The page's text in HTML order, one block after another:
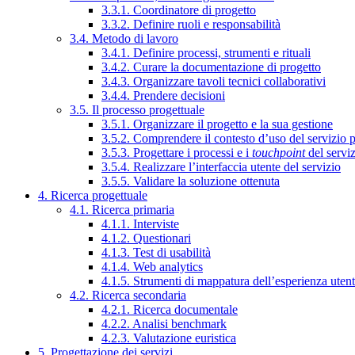
3.3.1. Coordinatore di progetto
3.3.2. Definire ruoli e responsabilità
3.4. Metodo di lavoro
3.4.1. Definire processi, strumenti e rituali
3.4.2. Curare la documentazione di progetto
3.4.3. Organizzare tavoli tecnici collaborativi
3.4.4. Prendere decisioni
3.5. Il processo progettuale
3.5.1. Organizzare il progetto e la sua gestione
3.5.2. Comprendere il contesto d’uso del servizio
3.5.3. Progettare i processi e i touchpointdel
3.5.4. Realizzare l’interfaccia utente del servizio
3.5.5. Validare la soluzione ottenuta
4. Ricerca progettuale
4.1. Ricerca primaria
4.1.1. Interviste
4.1.2. Questionari
4.1.3. Test di usabilità
4.1.4. Web analytics
4.1.5. Strumenti di mappatura dell’esperienza
4.2. Ricerca secondaria
4.2.1. Ricerca documentale
4.2.2. Analisi benchmark
4.2.3. Valutazione euristica
5. Progettazione dei servizi